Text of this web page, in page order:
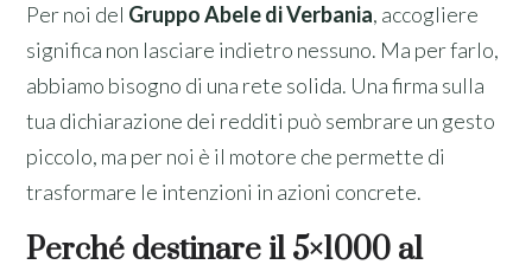
Per noi del Gruppo Abele di Verbania, accogliere
significa non lasciare indietro nessuno. Ma per farlo,
abbiamo bisogno di una rete solida. Una firma sulla
tua dichiarazione dei redditi può sembrare un gesto
piccolo, ma per noi è il motore che permette di
trasformare le intenzioni in azioni concrete.
Perché destinare il 5×1000 al